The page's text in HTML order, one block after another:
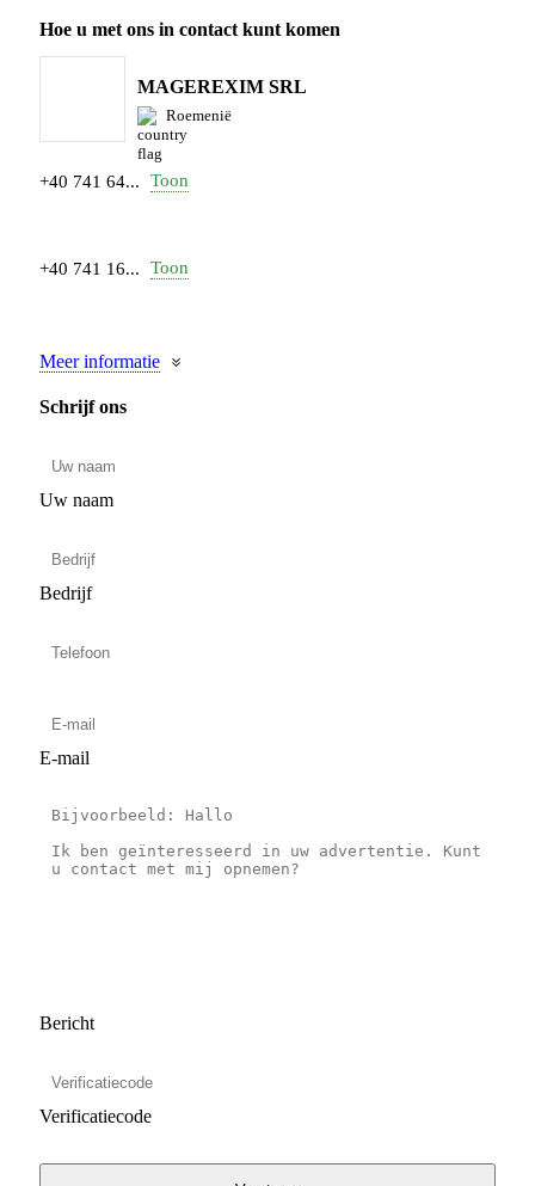
Hoe u met ons in contact kunt komen
MAGEREXIM SRL
Roemenië
+40 741 64... Toon
+40 741 16... Toon
Meer informatie
Schrijf ons
Uw naam
Bedrijf
E-mail
Bericht
Verificatiecode